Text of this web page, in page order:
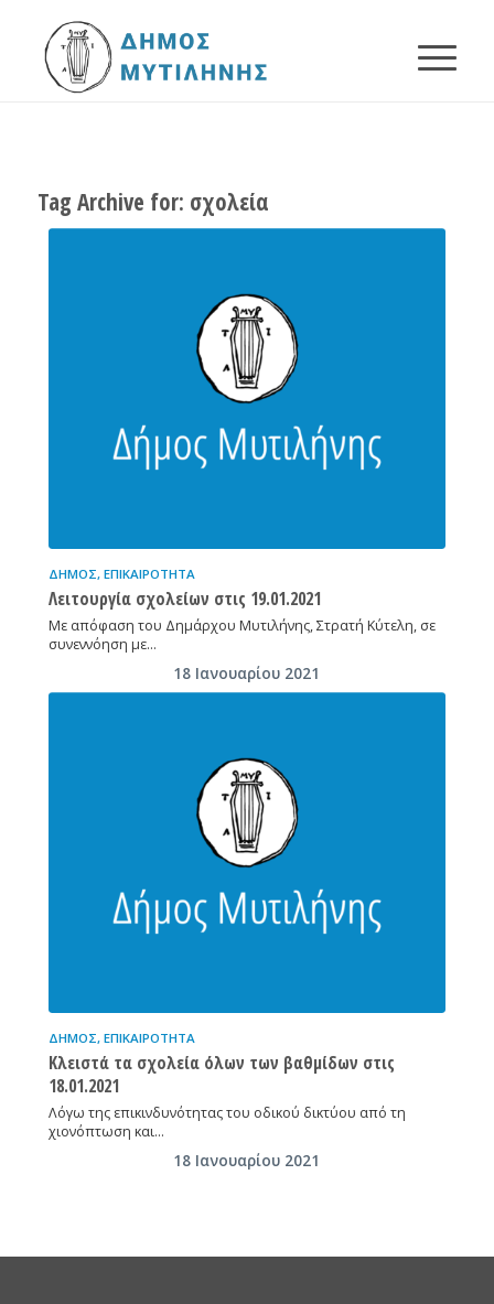
Tag Archive for: σχολεία
ΔΉΜΟΣ, ΕΠΙΚΑΙΡΌΤΗΤΑ
Λειτουργία σχολείων στις 19.01.2021
Με απόφαση του Δημάρχου Μυτιλήνης, Στρατή Κύτελη, σε
συνεννόηση με…
18 Ιανουαρίου 2021
ΔΉΜΟΣ, ΕΠΙΚΑΙΡΌΤΗΤΑ
Κλειστά τα σχολεία όλων των βαθμίδων στις
18.01.2021
Λόγω της επικινδυνότητας του οδικού δικτύου από τη
χιονόπτωση και…
18 Ιανουαρίου 2021